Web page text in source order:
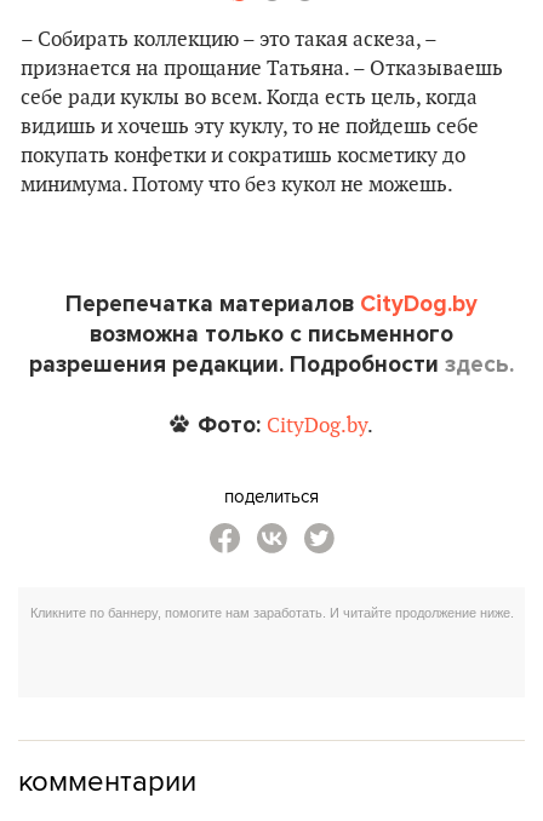
– Собирать коллекцию – это такая аскеза, –
признается на прощание Татьяна. – Отказываешь
себе ради куклы во всем. Когда есть цель, когда
видишь и хочешь эту куклу, то не пойдешь себе
покупать конфетки и сократишь косметику до
минимума. Потому что без кукол не можешь.
Перепечатка материалов CityDog.by
возможна только с письменного
разрешения редакции. Подробности здесь.
Фото: CityDog.by.
поделиться
комментарии